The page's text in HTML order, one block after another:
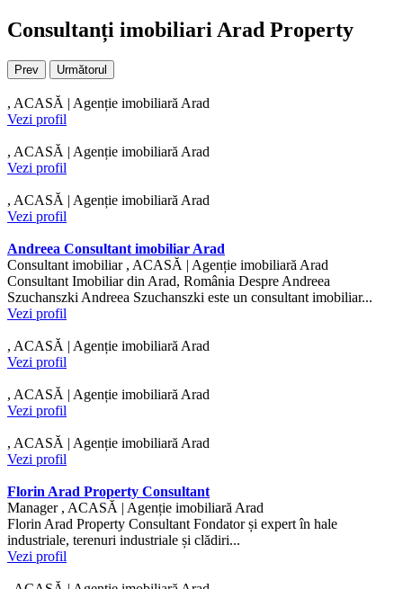
Consultanți imobiliari Arad Property
Prev Următorul
, ACASĂ | Agenție imobiliară Arad
Vezi profil
, ACASĂ | Agenție imobiliară Arad
Vezi profil
, ACASĂ | Agenție imobiliară Arad
Vezi profil
Andreea Consultant imobiliar Arad
Consultant imobiliar , ACASĂ | Agenție imobiliară Arad
Consultant Imobiliar din Arad, România Despre Andreea
Szuchanszki Andreea Szuchanszki este un consultant imobiliar...
Vezi profil
, ACASĂ | Agenție imobiliară Arad
Vezi profil
, ACASĂ | Agenție imobiliară Arad
Vezi profil
, ACASĂ | Agenție imobiliară Arad
Vezi profil
Florin Arad Property Consultant
Manager , ACASĂ | Agenție imobiliară Arad
Florin Arad Property Consultant Fondator și expert în hale
industriale, terenuri industriale și clădiri...
Vezi profil